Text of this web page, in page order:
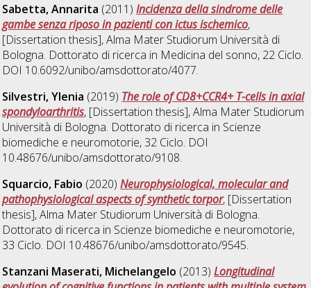
Sabetta, Annarita (2011)Incidenza della sindrome delle
gambe senza riposo in pazienti con ictus ischemico,
[Dissertation thesis], Alma Mater Studiorum Università di
Bologna. Dottorato di ricerca in Medicina del sonno, 22 Ciclo.
DOI 10.6092/unibo/amsdottorato/4077.
Silvestri, Ylenia (2019) The role of CD8+CCR4+ T-cells in axial
spondyloarthritis, [Dissertation thesis], Alma Mater Studiorum
Università di Bologna. Dottorato di ricerca in Scienze
biomediche e neuromotorie, 32 Ciclo. DOI
10.48676/unibo/amsdottorato/9108.
Squarcio, Fabio (2020)Neurophysiological, molecular and
pathophysiological aspects of synthetic torpor, [Dissertation
thesis], Alma Mater Studiorum Università di Bologna.
Dottorato di ricerca in Scienze biomediche e neuromotorie,
33 Ciclo. DOI 10.48676/unibo/amsdottorato/9545.
Stanzani Maserati, Michelangelo (2013)Longitudinal